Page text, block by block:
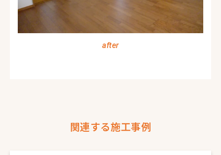
after
関連する施工事例